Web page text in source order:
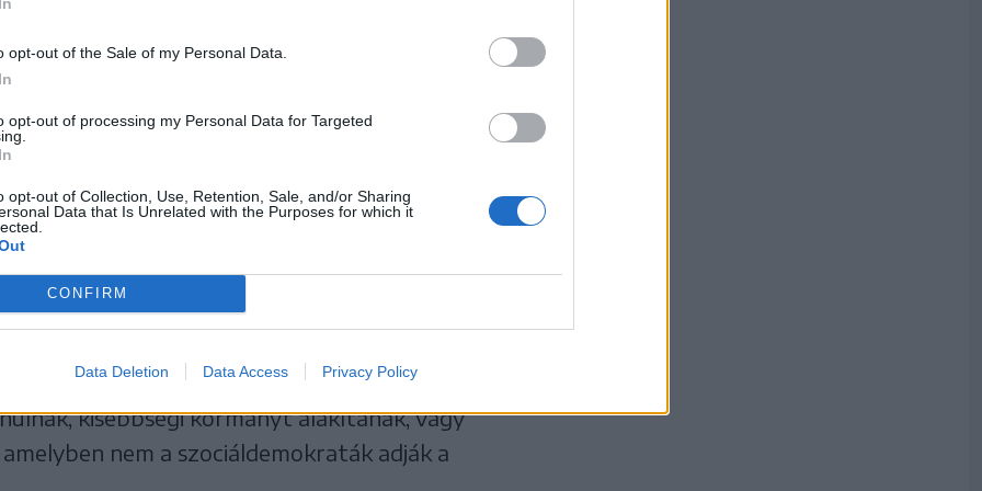
opt-out of the Sale of my Personal Data.
opt-out of processing my Personal Data for Targeted
opt-out of Collection, Use, Retention, Sale, and/or Sharing
Data that Is Unrelated with the Purposes for which it
CONFIRM
Data Deletion Data Access Privacy Policy
részesítené
akkor is, ha ezzel
úgy döntenek, hogy egy koalíciós
miniszterelnöki tisztséget, nem fog kitérni
hogy a párt az elmúlt évben széles körű
döntéseit, és most is ugyanígy határoz
kisebbségi kormányt alakítanak, vagy
nem a szociáldemokraták adják a